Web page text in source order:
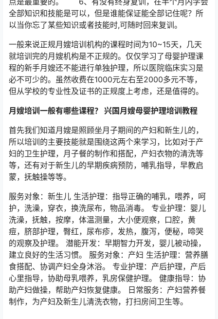
全部知识和技能是可以，但是谁能保证能全部记住呢？所
以当你忘了某些知识或者技能时,可随时回来复训。
一般来说正规月嫂培训机构的课程时间为10~15天，几天
就培训完的月嫂机构是不正规的。仅仅学习了母婴护理课
程的新手月嫂还不能进行单独护理，所以医院临床实习是
必不可少的。虽然收费在1000元左右至2000多元不等，
但从学校的专业性及证书的正规度上考虑，还是值得的。
月嫂培训一般有哪些课程？ 兴国月嫂母婴护理培训教程
首先我们知道月嫂是照顾坐月子期间的产妇和新生儿的，
所以培训的主要技能就是围绕这两个来学习，比如对于产
妇的卫生护理，月子餐的制作和搭配，产妇衣物的清洗等
等，还有对于新生儿的早期疾病预防，哺乳指导，早教启
蒙，抚触操等等。
服务对象：新生儿 生活护理：指导正确的哺乳，喂养，呵
护，洗澡，穿衣，换洗尿布，物品消毒。 专业护理：婴儿
洗澡，抚触，按摩，体温测量，大小便观察，口腔，黄
痘，脐部护理，臀红，尿布疹，发热，腹泻，便秘，啼哭
的观察及护理。 潜能开发：早期智力开发，婴儿被动操，
建立良好的生活习惯。 服务对象：产妇 生活护理：营养膳
食搭配、协调产妇全身沐浴。 专业护理：产后护理，产后
心里指导，协助母乳喂养，乳房保健护理。 健康指导：协
助产妇做操，帮助产妇恢复健康。 日常服务：产妇营养餐
制作，为产妇及新生儿清洗衣物，打扫房间卫生等。